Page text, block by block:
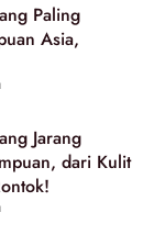
Paling
Asia,
Jarang
dari Kulit